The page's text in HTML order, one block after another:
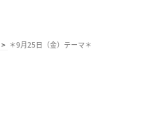
＊9月25日（金）テーマ＊